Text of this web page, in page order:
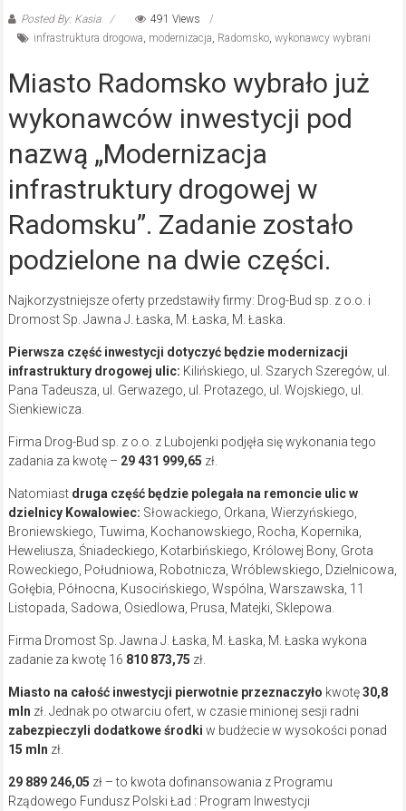
Posted By: Kasia
491 Views
infrastruktura drogowa, modernizacja, Radomsko, wykonawcy wybrani
Miasto Radomsko wybrało już
wykonawców inwestycji pod
nazwą „Modernizacja
infrastruktury drogowej w
Radomsku”. Zadanie zostało
podzielone na dwie części.
Najkorzystniejsze oferty przedstawiły firmy: Drog-Bud sp. z o.o. i
Dromost Sp. Jawna J. Łaska, M. Łaska, M. Łaska.
Pierwsza część inwestycji dotyczyć będzie modernizacji
infrastruktury drogowej ulic: Kilińskiego, ul. Szarych Szeregów, ul.
Pana Tadeusza, ul. Gerwazego, ul. Protazego, ul. Wojskiego, ul.
Sienkiewicza.
Firma Drog-Bud sp. z o.o. z Lubojenki podjęła się wykonania tego
zadania za kwotę – 29 431 999,65 zł.
Natomiast druga część będzie polegała na remoncie ulic w
dzielnicy Kowalowiec: Słowackiego, Orkana, Wierzyńskiego,
Broniewskiego, Tuwima, Kochanowskiego, Rocha, Kopernika,
Heweliusza, Śniadeckiego, Kotarbińskiego, Królowej Bony, Grota
Roweckiego, Południowa, Robotnicza, Wróblewskiego, Dzielnicowa,
Gołębia, Północna, Kusocińskiego, Wspólna, Warszawska, 11
Listopada, Sadowa, Osiedlowa, Prusa, Matejki, Sklepowa.
Firma Dromost Sp. Jawna J. Łaska, M. Łaska, M. Łaska wykona
zadanie za kwotę 16 810 873,75 zł.
Miasto na całość inwestycji pierwotnie przeznaczyło kwotę30,8
mln zł. Jednak po otwarciu ofert, w czasie minionej sesji radni
zabezpieczyli dodatkowe środki w budżecie w wysokości ponad
15 mln zł.
29 889 246,05 zł – to kwota dofinansowania z Programu
Rządowego Fundusz Polski Ład : Program Inwestycji